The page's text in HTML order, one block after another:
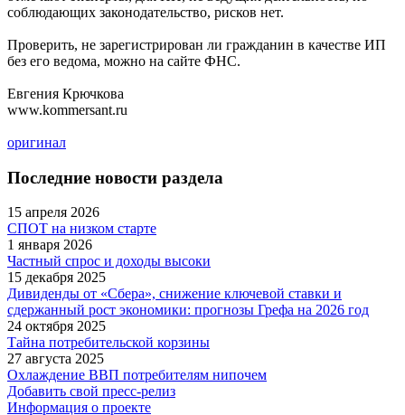
соблюдающих законодательство, рисков нет.
Проверить, не зарегистрирован ли гражданин в качестве ИП
без его ведома, можно на сайте ФНС.
Евгения Крючкова
www.kommersant.ru
оригинал
Последние новости раздела
15 апреля 2026
СПОТ на низком старте
1 января 2026
Частный спрос и доходы высоки
15 декабря 2025
Дивиденды от «Сбера», снижение ключевой ставки и
сдержанный рост экономики: прогнозы Грефа на 2026 год
24 октября 2025
Тайна потребительской корзины
27 августа 2025
Охлаждение ВВП потребителям нипочем
Добавить свой пресс-релиз
Информация о проекте